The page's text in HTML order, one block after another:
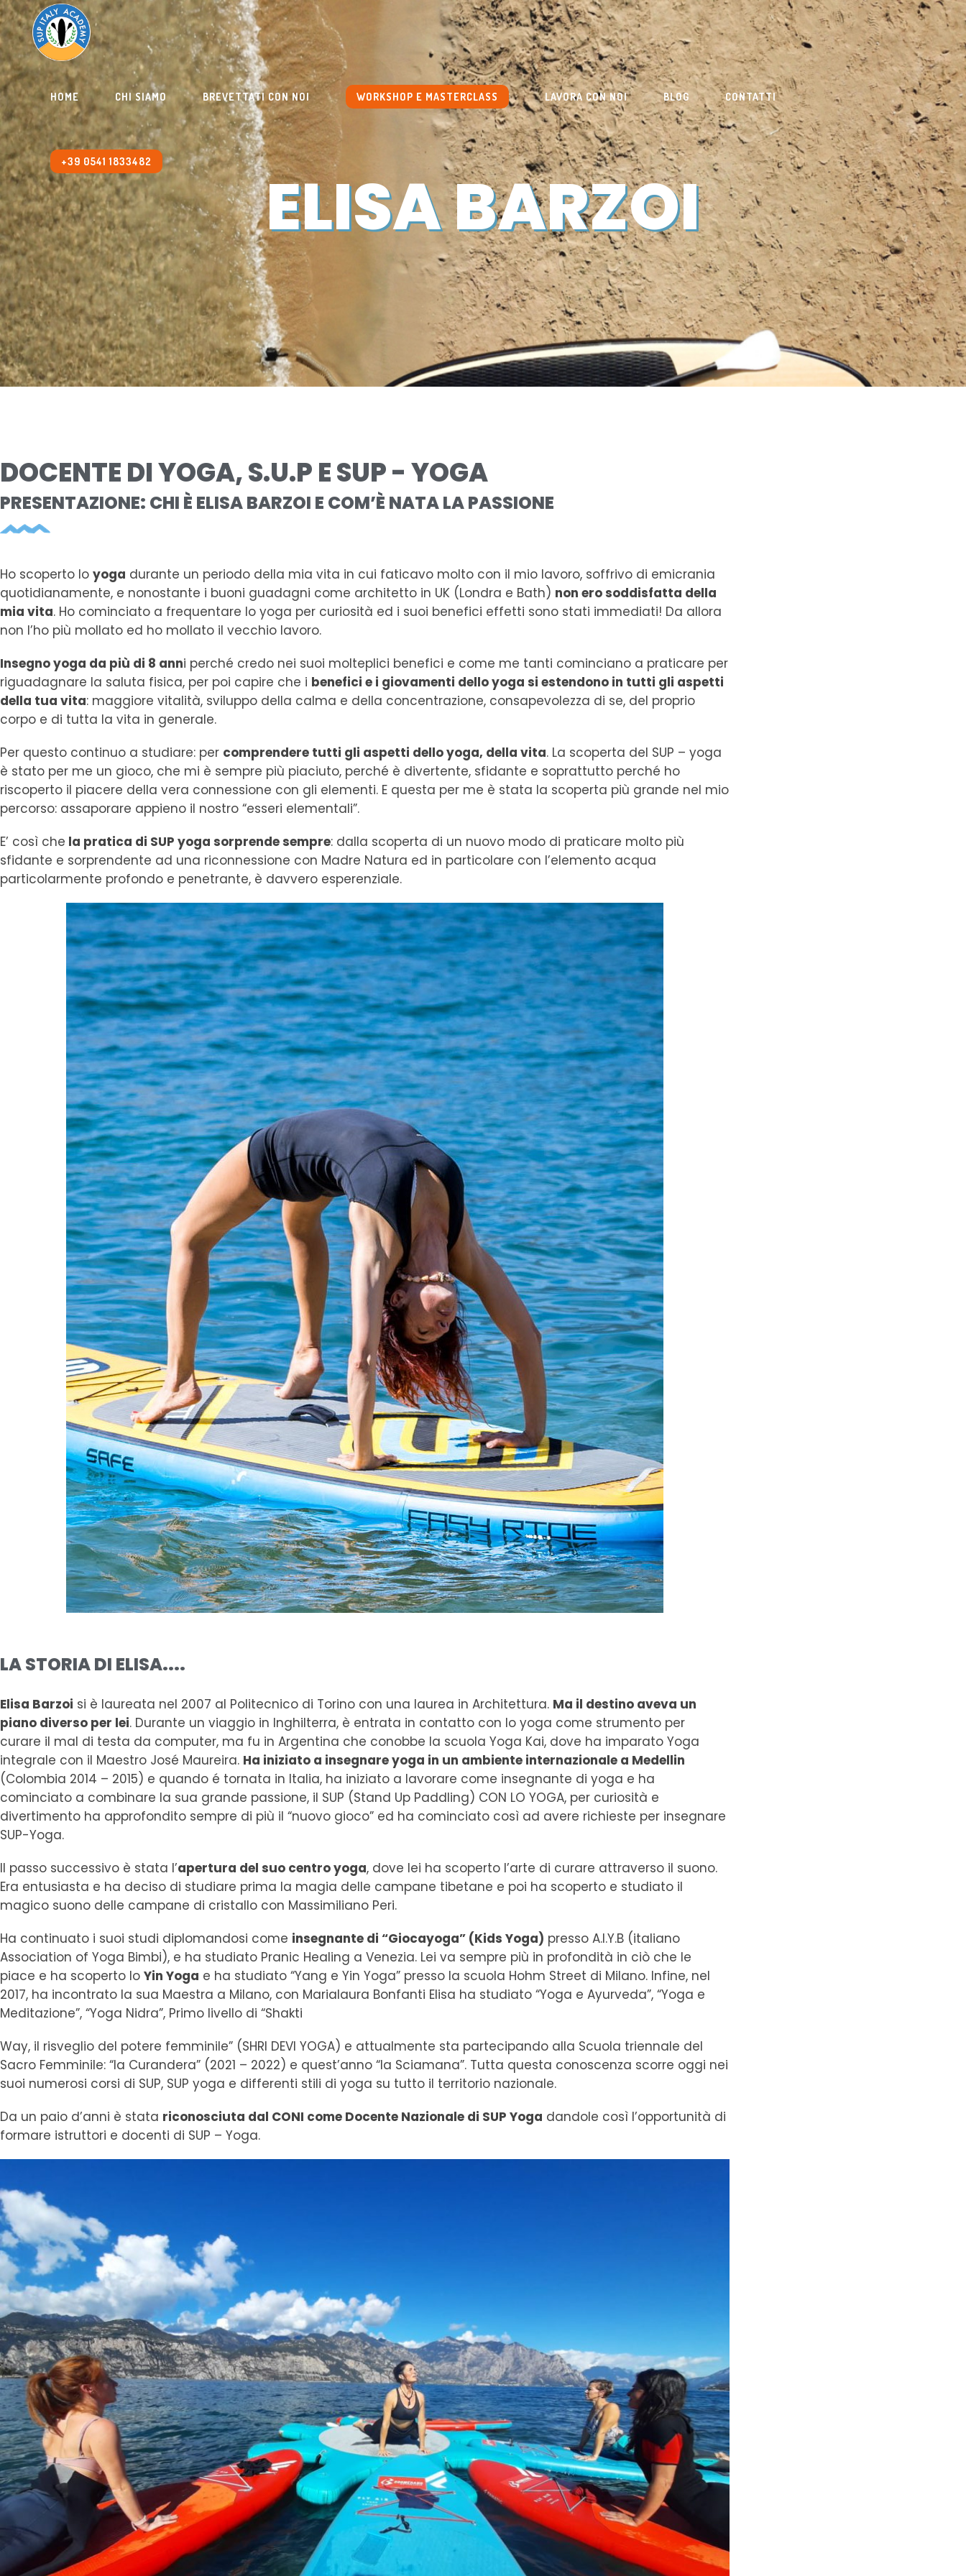
HOME CHI SIAMO BREVETTATI CON NOI WORKSHOP E MASTERCLASS LAVORA CON NOI BLOG CONTATTI
+39 0541 1833482
ELISA BARZOI
DOCENTE DI YOGA, S.U.P E SUP - YOGA
PRESENTAZIONE: CHI È ELISA BARZOI E COM’È NATA LA PASSIONE
Ho scoperto lo yoga durante un periodo della mia vita in cui faticavo molto con il mio lavoro, soffrivo di emicrania
quotidianamente, e nonostante i buoni guadagni come architetto in UK (Londra e Bath) non ero soddisfatta della
mia vita. Ho cominciato a frequentare lo yoga per curiosità ed i suoi benefici effetti sono stati immediati! Da allora
non l’ho più mollato ed ho mollato il vecchio lavoro.
Insegno yoga da più di 8 anni perché credo nei suoi molteplici benefici e come me tanti cominciano a praticare per
riguadagnare la saluta fisica, per poi capire che i benefici e i giovamenti dello yoga si estendono in tutti gli aspetti
della tua vita: maggiore vitalità, sviluppo della calma e della concentrazione, consapevolezza di se, del proprio
corpo e di tutta la vita in generale.
Per questo continuo a studiare: per comprendere tutti gli aspetti dello yoga, della vita. La scoperta del SUP – yoga
è stato per me un gioco, che mi è sempre più piaciuto, perché è divertente, sfidante e soprattutto perché ho
riscoperto il piacere della vera connessione con gli elementi. E questa per me è stata la scoperta più grande nel mio
percorso: assaporare appieno il nostro “esseri elementali”.
E’ così che la pratica di SUP yoga sorprende sempre: dalla scoperta di un nuovo modo di praticare molto più
sfidante e sorprendente ad una riconnessione con Madre Natura ed in particolare con l’elemento acqua
particolarmente profondo e penetrante, è davvero esperenziale.
LA STORIA DI ELISA....
Elisa Barzoi si è laureata nel 2007 al Politecnico di Torino con una laurea in Architettura. Ma il destino aveva un
piano diverso per lei. Durante un viaggio in Inghilterra, è entrata in contatto con lo yoga come strumento per
curare il mal di testa da computer, ma fu in Argentina che conobbe la scuola Yoga Kai, dove ha imparato Yoga
integrale con il Maestro José Maureira. Ha iniziato a insegnare yoga in un ambiente internazionale a Medellin
(Colombia 2014 – 2015) e quando é tornata in Italia, ha iniziato a lavorare come insegnante di yoga e ha
cominciato a combinare la sua grande passione, il SUP (Stand Up Paddling) CON LO YOGA, per curiosità e
divertimento ha approfondito sempre di più il “nuovo gioco” ed ha cominciato così ad avere richieste per insegnare
SUP-Yoga.
Il passo successivo è stata l’apertura del suo centro yoga, dove lei ha scoperto l’arte di curare attraverso il suono.
Era entusiasta e ha deciso di studiare prima la magia delle campane tibetane e poi ha scoperto e studiato il
magico suono delle campane di cristallo con Massimiliano Peri.
Ha continuato i suoi studi diplomandosi come insegnante di “Giocayoga” (Kids Yoga) presso A.I.Y.B (italiano
Association of Yoga Bimbi), e ha studiato Pranic Healing a Venezia. Lei va sempre più in profondità in ciò che le
piace e ha scoperto lo Yin Yoga e ha studiato “Yang e Yin Yoga” presso la scuola Hohm Street di Milano. Infine, nel
2017, ha incontrato la sua Maestra a Milano, con Marialaura Bonfanti Elisa ha studiato “Yoga e Ayurveda”, “Yoga e
Meditazione”, “Yoga Nidra”, Primo livello di “Shakti
Way, il risveglio del potere femminile” (SHRI DEVI YOGA) e attualmente sta partecipando alla Scuola triennale del
Sacro Femminile: “la Curandera” (2021 – 2022) e quest’anno “la Sciamana”. Tutta questa conoscenza scorre oggi nei
suoi numerosi corsi di SUP, SUP yoga e differenti stili di yoga su tutto il territorio nazionale.
Da un paio d’anni è stata riconosciuta dal CONI come Docente Nazionale di SUP Yoga dandole così l’opportunità di
formare istruttori e docenti di SUP – Yoga.